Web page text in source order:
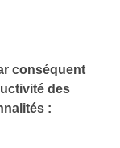
conséquent
des
: